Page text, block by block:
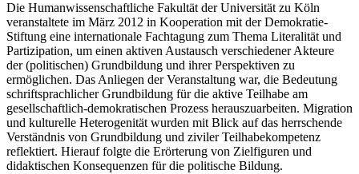
Die Humanwissenschaftliche Fakultät der Universität zu Köln
veranstaltete im März 2012 in Kooperation mit der Demokratie-
Stiftung eine internationale Fachtagung zum Thema Literalität und
Partizipation, um einen aktiven Austausch verschiedener Akteure
der (politischen) Grundbildung und ihrer Perspektiven zu
ermöglichen. Das Anliegen der Veranstaltung war, die Bedeutung
schriftsprachlicher Grundbildung für die aktive Teilhabe am
gesellschaftlich-demokratischen Prozess herauszuarbeiten. Migration
und kulturelle Heterogenität wurden mit Blick auf das herrschende
Verständnis von Grundbildung und ziviler Teilhabekompetenz
reflektiert. Hierauf folgte die Erörterung von Zielfiguren und
didaktischen Konsequenzen für die politische Bildung.